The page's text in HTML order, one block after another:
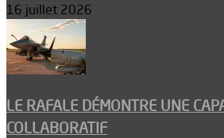
16 juillet 2026
LE RAFALE DÉMONTRE UNE
COLLABORATIF